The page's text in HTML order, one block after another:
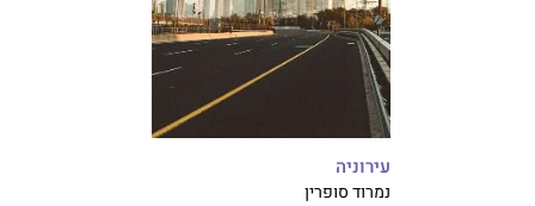
עירוניה
נמרוד סופרין